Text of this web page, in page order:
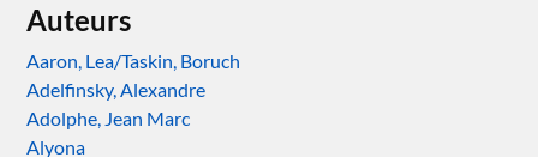
Auteurs
Aaron, Lea/Taskin, Boruch
Adelfinsky, Alexandre
Adolphe, Jean Marc
Alyona